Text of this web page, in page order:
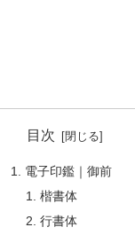
目次
電子印鑑｜御前
楷書体
行書体